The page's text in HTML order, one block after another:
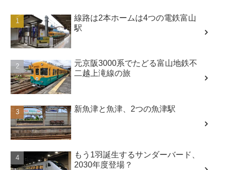
線路は2本ホームは4つの電鉄富山
駅
元京阪3000系でたどる富山地鉄不
二越上滝線の旅
新魚津と魚津、2つの魚津駅
もう1羽誕生するサンダーバード、
2030年度登場？